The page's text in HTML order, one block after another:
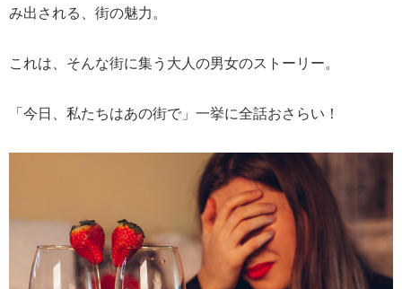
み出される、街の魅力。
これは、そんな街に集う大人の男女のストーリー。
「今日、私たちはあの街で」一挙に全話おさらい！